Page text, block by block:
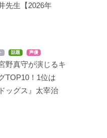
先生【2026年
話題 声優
野真守が演じるキ
TOP10！1位は
ッグス』太宰治